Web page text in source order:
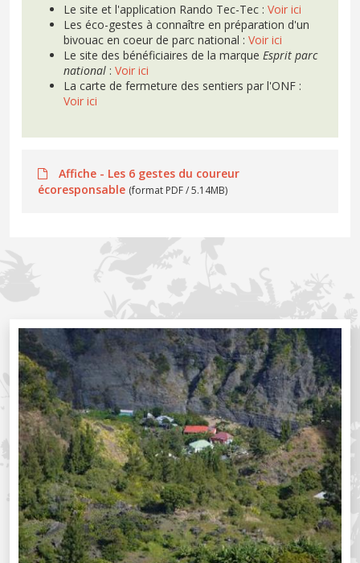
Le site et l'application Rando Tec-Tec : Voir ici
Les éco-gestes à connaître en préparation d'un
bivouac en coeur de parc national : Voir ici
Le site des bénéficiaires de la marque Esprit parc
national : Voir ici
La carte de fermeture des sentiers par l'ONF :
Voir ici
Affiche - Les 6 gestes du coureur
écoresponsable (format PDF / 5.14MB)